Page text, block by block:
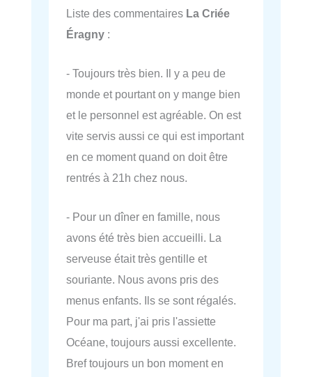
Liste des commentaires La Criée
Éragny :
- Toujours très bien. Il y a peu de
monde et pourtant on y mange bien
et le personnel est agréable. On est
vite servis aussi ce qui est important
en ce moment quand on doit être
rentrés à 21h chez nous.
- Pour un dîner en famille, nous
avons été très bien accueilli. La
serveuse était très gentille et
souriante. Nous avons pris des
menus enfants. Ils se sont régalés.
Pour ma part, j'ai pris l'assiette
Océane, toujours aussi excellente.
Bref toujours un bon moment en